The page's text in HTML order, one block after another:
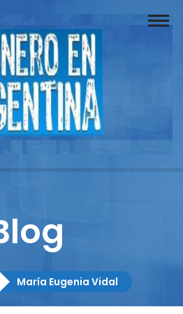
María Eugenia Vidal